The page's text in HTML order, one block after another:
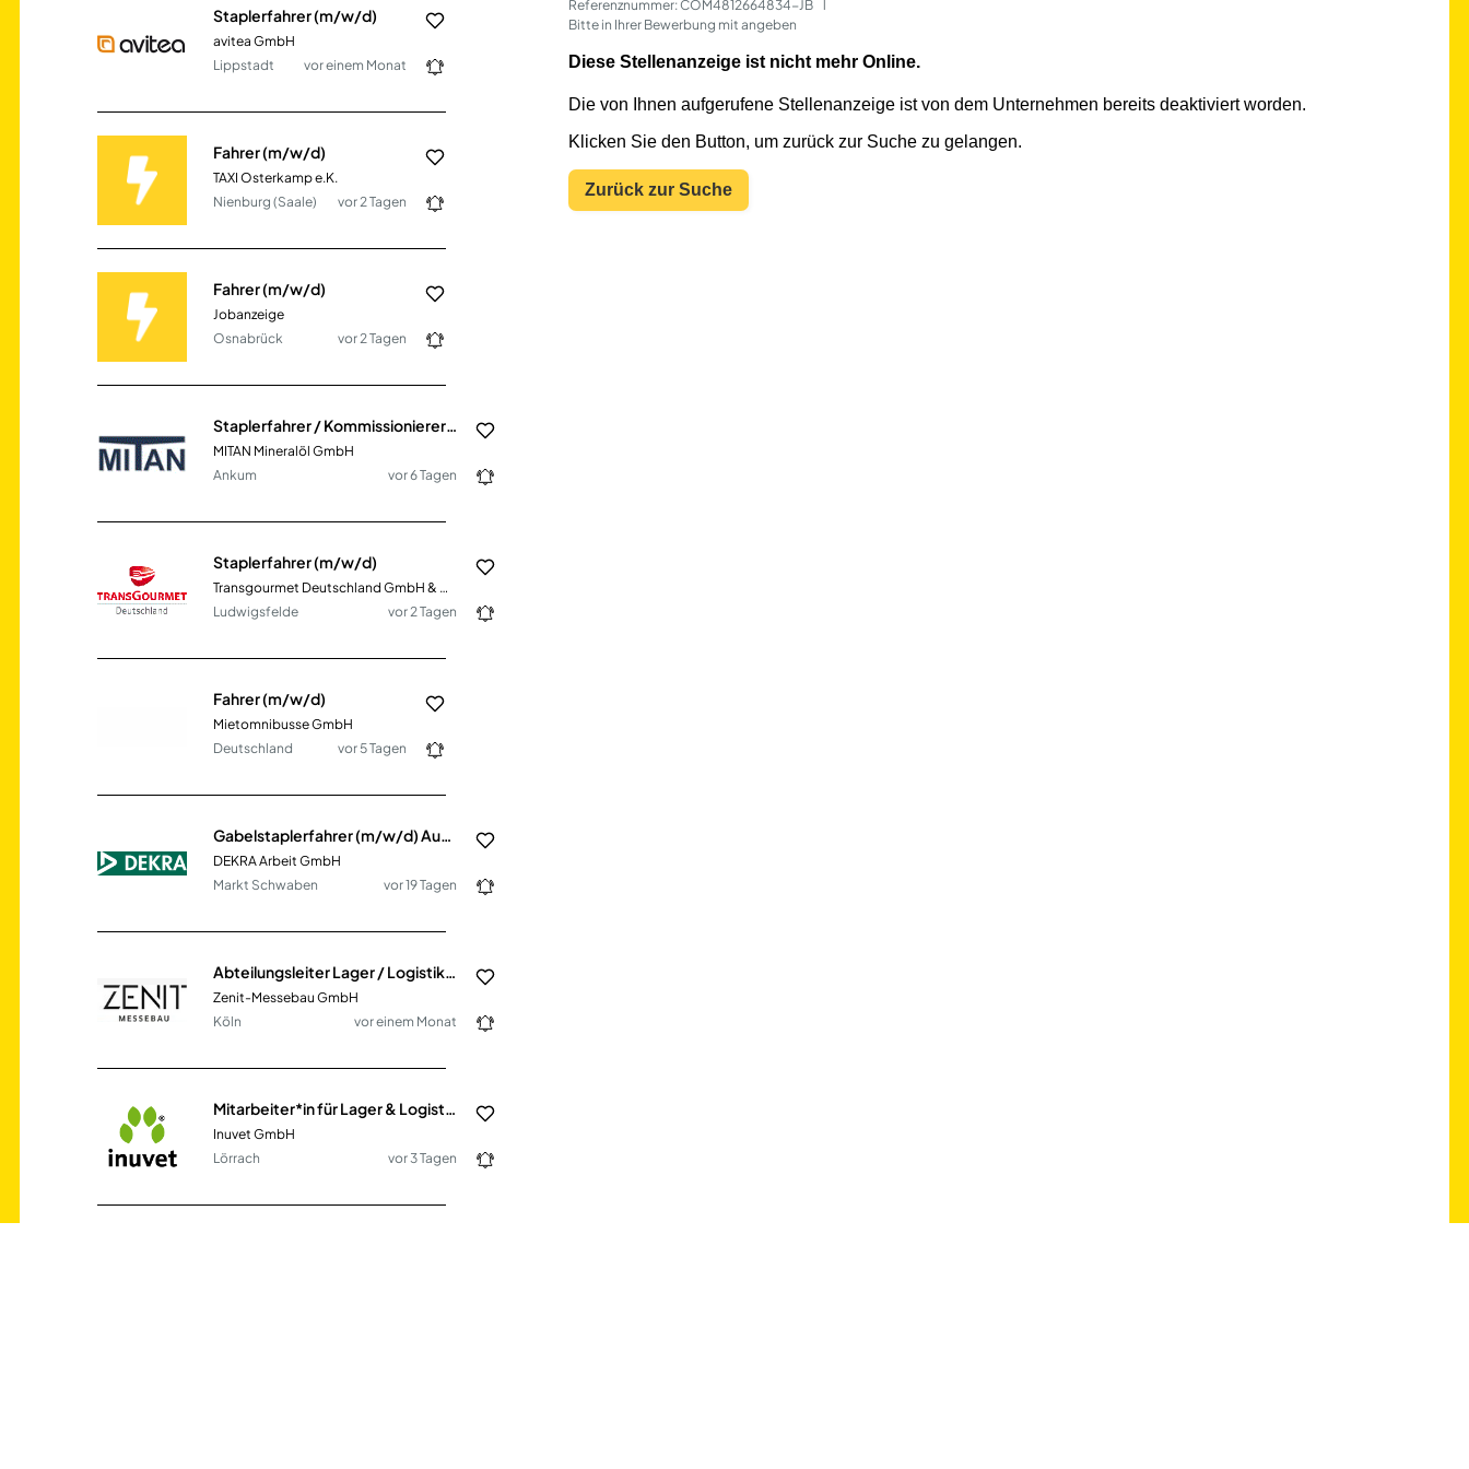
Staplerfahrer (m/w/d)
avitea GmbH
Lippstadt
vor einem Monat
Fahrer (m/w/d)
TAXI Osterkamp e.K.
Nienburg (Saale)
vor 2 Tagen
Fahrer (m/w/d)
Jobanzeige
Osnabrück
vor 2 Tagen
Staplerfahrer / Kommissionierer (m/w/d)
MITAN Mineralöl GmbH
Ankum
vor 6 Tagen
Staplerfahrer (m/w/d)
Transgourmet Deutschland GmbH & Co. OHG
Ludwigsfelde
vor 2 Tagen
Fahrer (m/w/d)
Mietomnibusse GmbH
Deutschland
vor 5 Tagen
Gabelstaplerfahrer (m/w/d) Automobilzulieferer
DEKRA Arbeit GmbH
Markt Schwaben
vor 19 Tagen
Abteilungsleiter Lager / Logistik (m/w/d) im Messebau und Innenausbau
Zenit-Messebau GmbH
Köln
vor einem Monat
Inuvet GmbH
Lörrach
vor 3 Tagen
Referenznummer: COM4812664834-JB
Bitte in Ihrer Bewerbung mit angeben